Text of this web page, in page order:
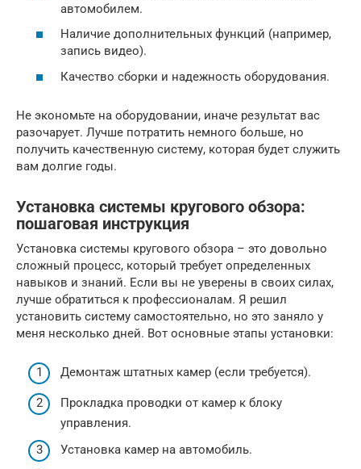
автомобилем.
Наличие дополнительных функций (например,
запись видео).
Качество сборки и надежность оборудования.
Не экономьте на оборудовании, иначе результат вас
разочарует. Лучше потратить немного больше, но
получить качественную систему, которая будет служить
вам долгие годы.
Установка системы кругового обзора:
пошаговая инструкция
Установка системы кругового обзора – это довольно
сложный процесс, который требует определенных
навыков и знаний. Если вы не уверены в своих силах,
лучше обратиться к профессионалам. Я решил
установить систему самостоятельно, но это заняло у
меня несколько дней. Вот основные этапы установки:
Демонтаж штатных камер (если требуется).
Прокладка проводки от камер к блоку
управления.
Установка камер на автомобиль.